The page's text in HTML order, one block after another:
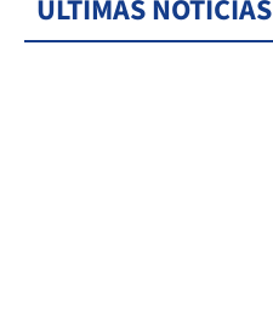
ÚLTIMAS NOTICIAS